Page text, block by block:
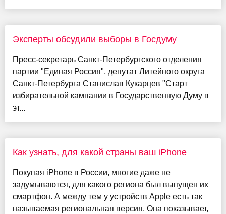
Эксперты обсудили выборы в Госдуму
Пресс-секретарь Санкт-Петербургского отделения
партии "Единая Россия", депутат Литейного округа
Санкт-Петербурга Станислав Кукарцев "Старт
избирательной кампании в Государственную Думу в
эт...
Как узнать, для какой страны ваш iPhone
Покупая iPhone в России, многие даже не
задумываются, для какого региона был выпущен их
смартфон. А между тем у устройств Apple есть так
называемая региональная версия. Она показывает,